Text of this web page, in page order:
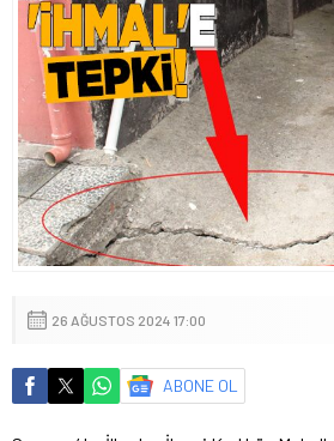
26 AĞUSTOS 2024 17:00
ABONE OL